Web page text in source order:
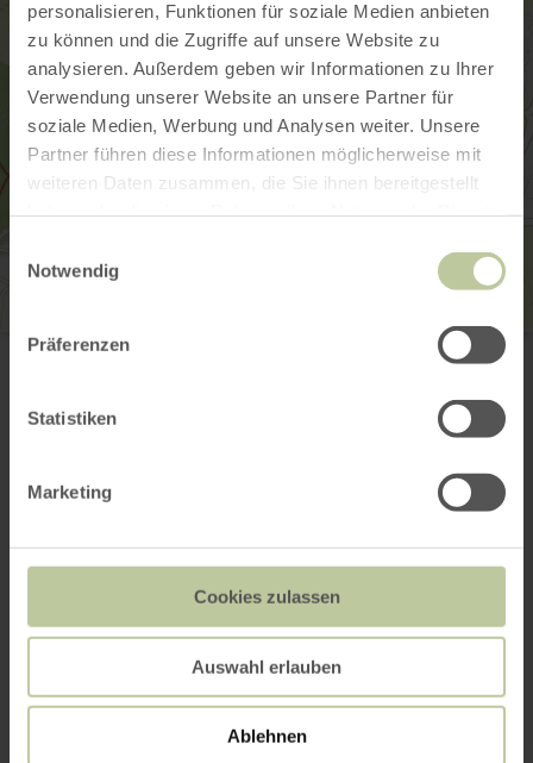
personalisieren, Funktionen für soziale Medien anbieten
zu können und die Zugriffe auf unsere Website zu
analysieren. Außerdem geben wir Informationen zu Ihrer
Verwendung unserer Website an unsere Partner für
soziale Medien, Werbung und Analysen weiter. Unsere
Partner führen diese Informationen möglicherweise mit
weiteren Daten zusammen, die Sie ihnen bereitgestellt
Notwendig
Präferenzen
Statistiken
Marketing
Cookies zulassen
Auswahl erlauben
Ablehnen
...nah und gut Kluwig
00492651 700583
Show on map
This might also be
interesting